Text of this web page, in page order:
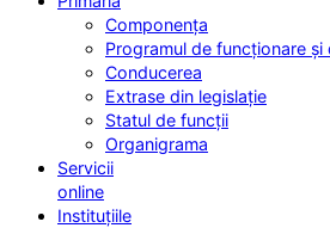
Componența
Programul de funcționare și
Conducerea
Extrase din legislație
Statul de funcții
Organigrama
Servicii
online
Instituțiile